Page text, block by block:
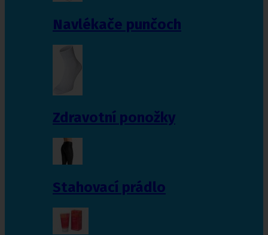
Navlékače punčoch
Zdravotní ponožky
Stahovací prádlo